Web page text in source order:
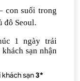
con suối trong
đô Seoul.
1 ngày trải
sạn nhận
sạn3*